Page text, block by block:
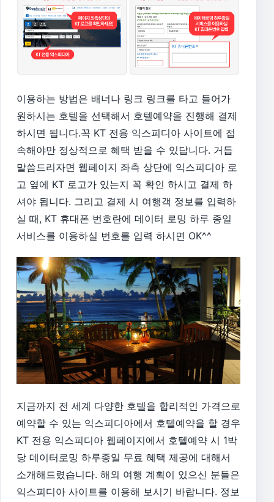
이용하는 방법은 배너나 링크 링크를 타고 들어가
원하시는 호텔을 선택해서 호텔예약을 진행해 결제
하시면 됩니다.꼭 KT 전용 익스피디아 사이트에 접
속해야만 정상적으로 혜택 받을 수 있답니다. 거듭
말씀드리자면 웹페이지 좌측 상단에 익스피디아 로
고 옆에 KT 로고가 있는지 꼭 확인 하시고 결제 하
셔야 됩니다. 그리고 결제 시 여행객 정보를 입력하
실 때, KT 휴대폰 번호란에 데이터 로밍 하루 종일
서비스를 이용하실 번호를 입력 하시면 OK^^
지금까지 전 세계 다양한 호텔을 합리적인 가격으로
예약할 수 있는 익스피디아에서 호텔예약을 할 경우
KT 전용 익스피디아 웹페이지에서 호텔예약 시 1박
당 데이터로밍 하루종일 무료 혜택 제공에 대해서
소개해드렸습니다. 해외 여행 계획이 있으신 분들은
익스피디아 사이트를 이용해 보시기 바랍니다. 정보